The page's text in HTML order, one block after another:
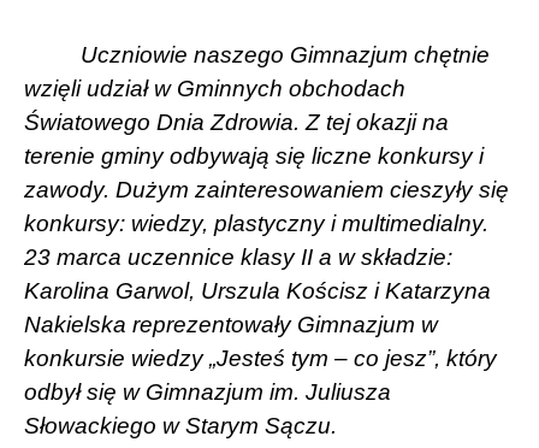
Uczniowie naszego Gimnazjum chętnie
wzięli udział w Gminnych obchodach
Światowego Dnia Zdrowia. Z tej okazji na
terenie gminy odbywają się liczne konkursy i
zawody. Dużym zainteresowaniem cieszyły się
konkursy: wiedzy, plastyczny i multimedialny.
23 marca uczennice klasy II a w składzie:
Karolina Garwol, Urszula Kościsz i Katarzyna
Nakielska reprezentowały Gimnazjum w
konkursie wiedzy „Jesteś tym – co jesz”, który
odbył się w Gimnazjum im. Juliusza
Słowackiego w Starym Sączu.